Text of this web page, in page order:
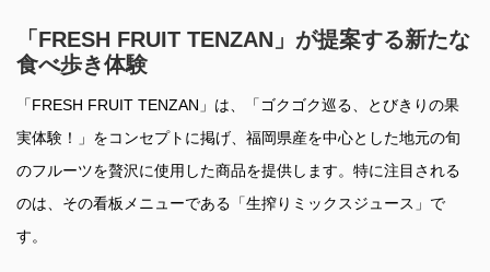
「FRESH FRUIT TENZAN」が提案する新たな
食べ歩き体験
「FRESH FRUIT TENZAN」は、「ゴクゴク巡る、とびきりの果
実体験！」をコンセプトに掲げ、福岡県産を中心とした地元の旬
のフルーツを贅沢に使用した商品を提供します。特に注目される
のは、その看板メニューである「生搾りミックスジュース」で
す。